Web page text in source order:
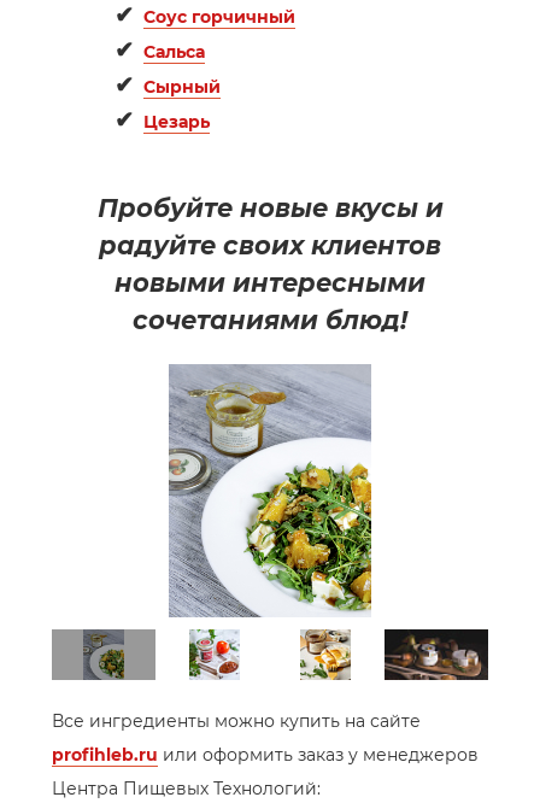
✔ Соус горчичный
✔ Сальса
✔ Сырный
✔ Цезарь
Пробуйте новые вкусы и
радуйте своих клиентов
новыми интересными
сочетаниями блюд!
Все ингредиенты можно купить на сайте
profihleb.ru или оформить заказ у менеджеров
Центра Пищевых Технологий: